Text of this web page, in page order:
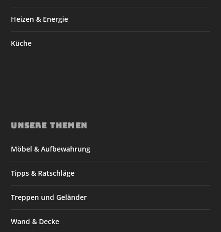
Heizen & Energie
Küche
UNSERE THEMEN
Möbel & Aufbewahrung
Tipps & Ratschläge
Treppen und Geländer
Wand & Decke